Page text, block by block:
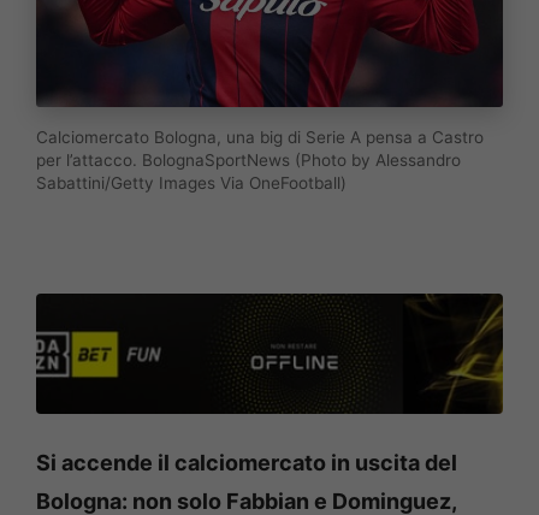
Calciomercato Bologna, una big di Serie A pensa a Castro
per l’attacco. BolognaSportNews (Photo by Alessandro
Sabattini/Getty Images Via OneFootball)
Si accende il calciomercato in uscita del
Bologna: non solo Fabbian e Dominguez,